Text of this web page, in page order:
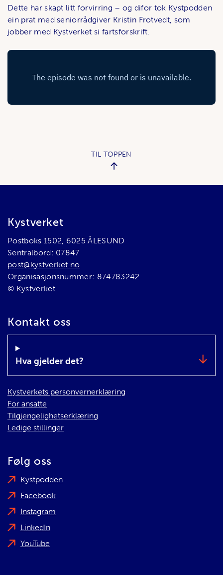
Dette har skapt litt forvirring – og difor tok Kystpodden
ein prat med seniorrådgiver Kristin Frotvedt, som
jobber med Kystverket si fartsforskrift.
TIL TOPPEN
Bunnområde
Kystverket
Postboks 1502, 6025 ÅLESUND
Sentralbord: 07847
post@kystverket.no
Organisasjonsnummer: 874783242
© Kystverket
Kontakt oss
Hva gjelder det?
Kystverkets personvernerklæring
For ansatte
Tilgjengelighetserklæring
Ledige stillinger
Følg oss
Kystpodden
Facebook
Instagram
LinkedIn
YouTube